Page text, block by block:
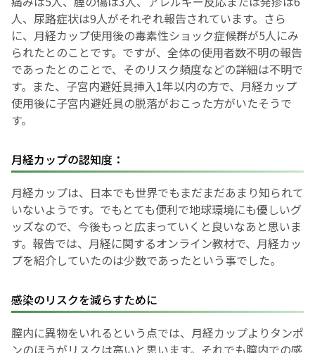
人、尿路症状は9人がそれぞれ報告されています。さら
に、月経カップ使用後の毒素性ショック症候群が5人にみ
られたとのことです。ですが、全体の使用者数不明の報告
であったとのことで、そのリスク頻度などの詳細は不明で
す。また、子宮内避妊具挿入1年以内の方で、月経カップ
使用後に子宮内避妊具の脱落がおこった方がいたそうで
す。
月経カップの認知度：
月経カップは、日本でも世界でもまだまだあまり知られて
いないようです。でもとても便利で地球環境にも優しいグ
ッズなので、今後もっと広まっていくと良いなあと思いま
す。報告では、月経に関するオンライン教材で、月経カッ
プを紹介していたのは少数であったという事でした。
感染のリスクを減らすために
膣内に異物をいれるという点では、月経カップよりタンポ